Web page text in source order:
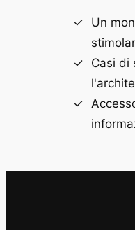
Un
Casi di